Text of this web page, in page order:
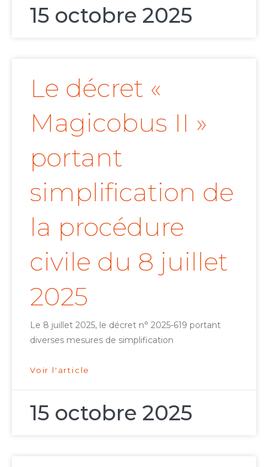
15 octobre 2025
Le décret «
Magicobus II »
portant
simplification de
la procédure
civile du 8 juillet
2025
Le 8 juillet 2025, le décret n° 2025-619 portant
diverses mesures de simplification
Voir l'article
15 octobre 2025